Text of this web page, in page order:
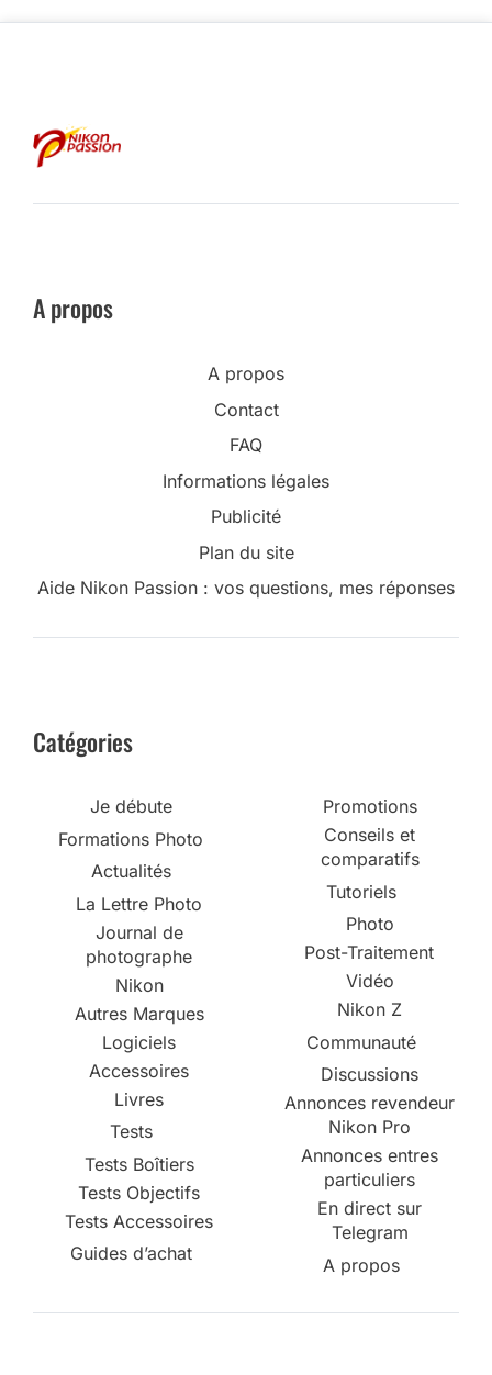
A propos
A propos
Contact
FAQ
Informations légales
Publicité
Plan du site
Aide Nikon Passion : vos questions, mes réponses
Catégories
Je débute
Formations Photo
Actualités
La Lettre Photo
Journal de
photographe
Nikon
Autres Marques
Logiciels
Accessoires
Livres
Tests
Tests Boîtiers
Tests Objectifs
Tests Accessoires
Guides d’achat
Promotions
Conseils et
comparatifs
Tutoriels
Photo
Post-Traitement
Vidéo
Nikon Z
Communauté
Discussions
Annonces revendeur
Nikon Pro
Annonces entres
particuliers
En direct sur
Telegram
A propos